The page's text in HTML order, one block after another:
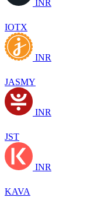
INR
IOTX
INR
JASMY
INR
JST
INR
KAVA